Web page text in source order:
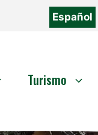
Español
Turismo